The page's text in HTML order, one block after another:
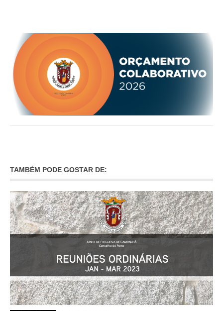
TAMBÉM PODE GOSTAR DE: